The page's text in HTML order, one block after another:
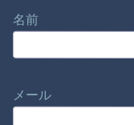
名前
メール